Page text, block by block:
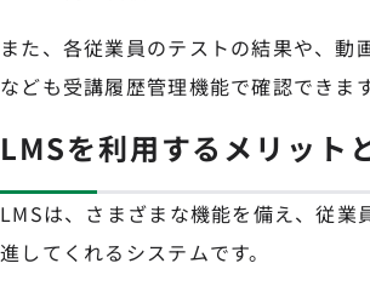
また、各従業員のテストの結果や、動
なども受講履歴管理機能で確認できます
LMSを利用するメリット
LMSは、さまざまな機能を備え、従業
進してくれるシステムです。